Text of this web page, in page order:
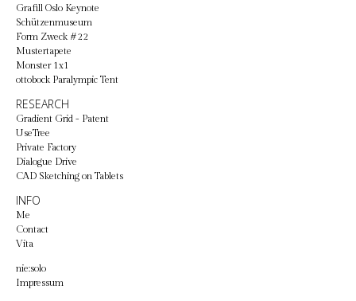
Grafill Oslo Keynote
Schützenmuseum
Form Zweck #22
Mustertapete
Monster 1x1
ottobock Paralympic Tent
RESEARCH
Gradient Grid - Patent
UseTree
Private Factory
Dialogue Drive
CAD Sketching on Tablets
INFO
Me
Contact
Vita
nie:solo
Impressum